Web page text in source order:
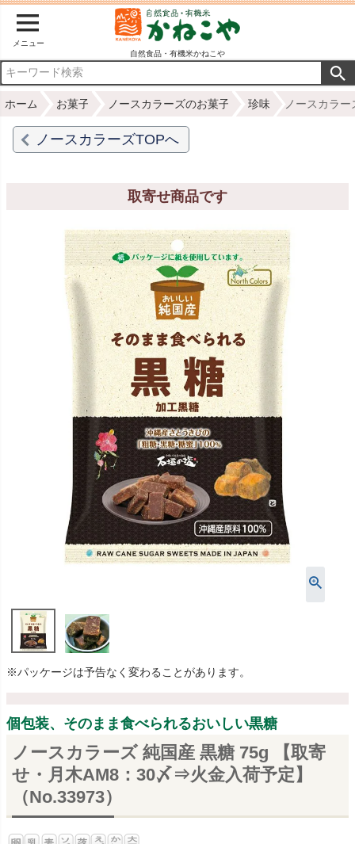
メニュー
自然食品・有機米かねこや
ホーム お菓子 ノースカラーズのお菓子 珍味 ノースカラ
ノースカラーズTOPへ
取寄せ商品です
※パッケージは予告なく変わることがあります。
個包装、そのまま食べられるおいしい黒糖
ノースカラーズ 純国産 黒糖 75g 【取寄
せ・月木AM8：30〆⇒火金入荷予定】
（No.33973）